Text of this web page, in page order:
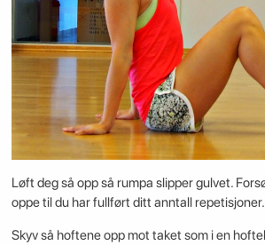
Løft deg så opp så rumpa slipper gulvet.
oppe til du har fullført ditt anntall repetisjoner.
Skyv så hoftene opp mot taket som i en